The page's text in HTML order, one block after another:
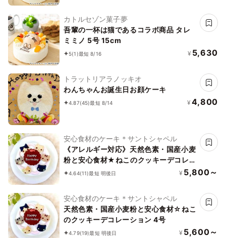
カトルセゾン菓子夢
吾輩の一杯は猫であるコラボ商品 タレ
ミミノ 5号 15cm
5(1)最短 8/16 ¥ 5,630
トラットリアラノッキオ
わんちゃんお誕生日お顔ケーキ
4.87(45)最短 8/14 ¥ 4,800
安心食材のケーキ＊サントシャペル
《アレルギー対応》天然色素・国産小麦
粉と安心食材★ねこのクッキーデコレー
ション★卵乳除去可能 4号
4.64(11)最短 明後日 ¥ 5,800～
安心食材のケーキ＊サントシャペル
天然色素・国産小麦粉と安心食材☆ねこ
のクッキーデコレーション 4号
4.79(19)最短 明後日 ¥ 5,600～